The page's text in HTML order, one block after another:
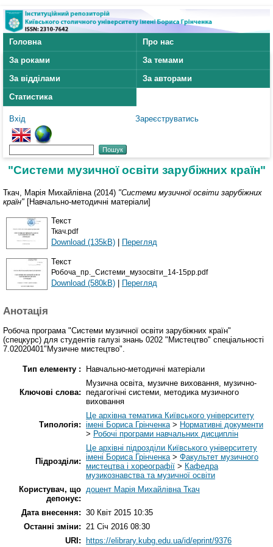
Головна
Про нас
За роками
За темами
За відділами
За авторами
Статистика
Вхід Зареєструватись
"Системи музичної освіти зарубіжних країн"
Ткач, Марія Михайлівна (2014) "Системи музичної освіти зарубіжних
країн" [Навчально-методичні матеріали]
Текст
Ткач.pdf
Download (135kB) | Перегляд
Текст
Робоча_пр._Системи_музосвіти_14-15рр.pdf
Download (580kB) | Перегляд
Анотація
Робоча програма "Системи музичної освіти зарубіжних країн"
(спецкурс) для студентів галузі знань 0202 "Мистецтво" спеціальності
7.02020401"Музичне мистецтво".
Тип елементу : Навчально-методичні матеріали
Ключові слова:
Музична освіта, музичне виховання, музично-
педагогічні системи, методика музичного
виховання
Типологія:
Це архівна тематика Київського університету
імені Бориса Грінченка> Нормативні документи
> Робочі програми навчальних дисциплін
Підрозділи:
Це архівні підрозділи Київського університету
імені Бориса Грінченка> Факультет музичного
мистецтва і хореографії > Кафедра
музикознавства та музичної освіти
Користувач, що
депонує:
доцент Марія Михайлівна Ткач
Дата внесення: 30 Квіт 2015 10:35
Останні зміни: 21 Січ 2016 08:30
URI:
https://elibrary.kubg.edu.ua/id/eprint/9376